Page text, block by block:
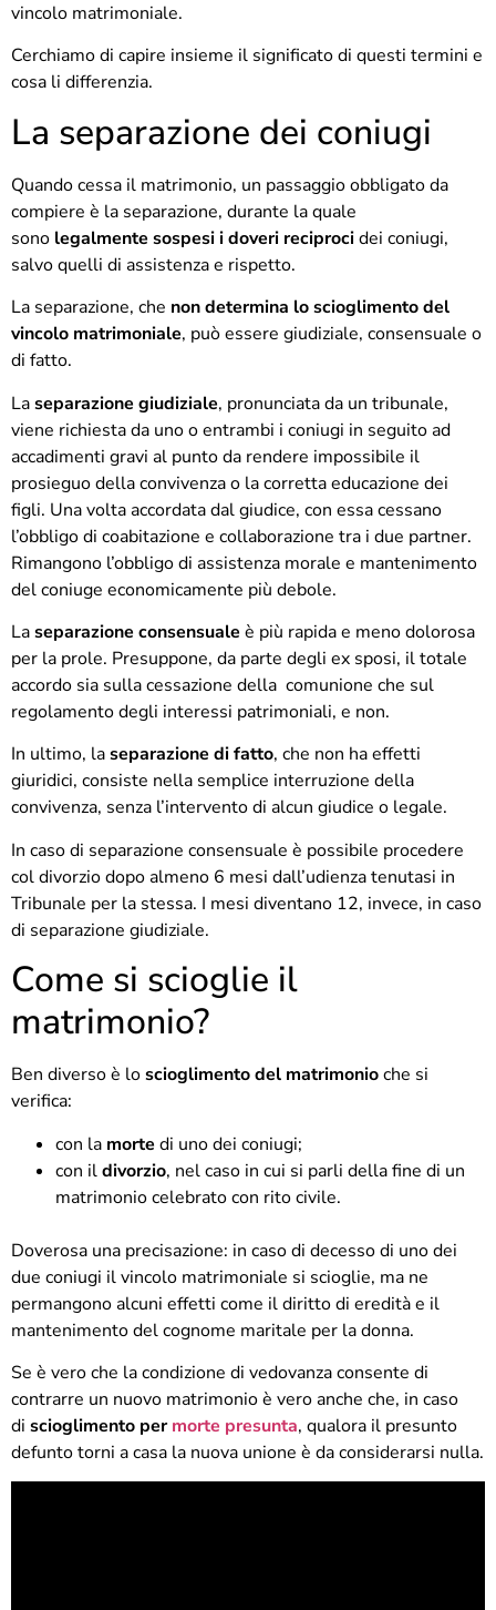
vincolo matrimoniale.
Cerchiamo di capire insieme il significato di questi termini e
cosa li differenzia.
La separazione dei coniugi
Quando cessa il matrimonio, un passaggio obbligato da
compiere è la separazione, durante la quale
sono legalmente sospesi i doveri reciprocidei coniugi,
salvo quelli di assistenza e rispetto.
La separazione, che non determina lo scioglimento del
vincolo matrimoniale, può essere giudiziale, consensuale o
di fatto.
Laseparazione giudiziale, pronunciata da un tribunale,
viene richiesta da uno o entrambi i coniugi in seguito ad
accadimenti gravi al punto da rendere impossibile il
prosieguo della convivenza o la corretta educazione dei
figli. Una volta accordata dal giudice, con essa cessano
l’obbligo di coabitazione e collaborazione tra i due partner.
Rimangono l’obbligo di assistenza morale e mantenimento
del coniuge economicamente più debole.
Laseparazione consensuale è più rapida e meno dolorosa
per la prole. Presuppone, da parte degli ex sposi, il totale
accordo sia sulla cessazione della comunione che sul
regolamento degli interessi patrimoniali, e non.
In ultimo, laseparazione di fatto, che non ha effetti
giuridici, consiste nella semplice interruzione della
convivenza, senza l’intervento di alcun giudice o legale.
In caso di separazione consensuale è possibile procedere
col divorzio dopo almeno 6 mesi dall’udienza tenutasi in
Tribunale per la stessa. I mesi diventano 12, invece, in caso
di separazione giudiziale.
Come si scioglie il
matrimonio?
Ben diverso è loscioglimento del matrimonioche si
verifica:
con la morte di uno dei coniugi;
con ildivorzio, nel caso in cui si parli della fine di un
matrimonio celebrato con rito civile.
Doverosa una precisazione: in caso di decesso di uno dei
due coniugi il vincolo matrimoniale si scioglie, ma ne
permangono alcuni effetti come il diritto di eredità e il
mantenimento del cognome maritale per la donna.
Se è vero che la condizione di vedovanza consente di
contrarre un nuovo matrimonio è vero anche che, in caso
di scioglimento permorte presunta, qualora il presunto
defunto torni a casa la nuova unione è da considerarsi nulla.